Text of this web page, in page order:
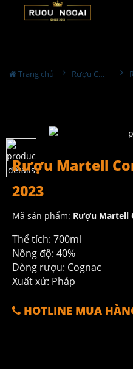
Trang chủ Rượu Cognac
Rượu Martell
2023
Mã sản phẩm: Rượu Martell
Thể tích: 700ml
Nồng độ: 40%
Dòng rượu: Cognac
Xuất xứ: Pháp
HOTLINE MUA